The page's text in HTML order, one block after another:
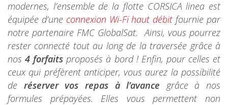
modernes, l’ensemble de la flotte CORSICA linea est
équipée d’une connexion Wi-Fi haut débitfournie par
notre partenaire FMC GlobalSat. Ainsi, vous pourrez
rester connecté tout au long de la traversée grâce à
nos4 forfaitsproposés à bord ! Enfin, pour celles et
ceux qui préfèrent anticiper, vous aurez la possibilité
de réserver vos repas à l’avance grâce à nos
formules prépayées. Elles vous permettent non